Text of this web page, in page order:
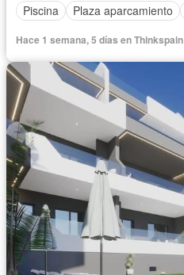
Piscina
Plaza aparcamiento
Hace 1 semana, 5 días en Thinkspain